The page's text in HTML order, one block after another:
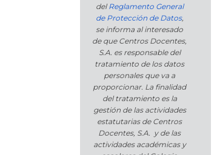
delReglamento General
de Protección de Datos,
se informa al interesado
de que Centros Docentes,
S.A. es responsable del
tratamiento de los datos
personales que va a
proporcionar. La finalidad
del tratamiento es la
gestión de las actividades
estatutarias de Centros
Docentes, S.A. y de las
actividades académicas y